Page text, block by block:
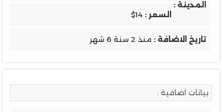
المدينة :
السعر : $14
تاريخ الاضافة : منذ 2 سنة 6 شهر
بيانات اضافية :